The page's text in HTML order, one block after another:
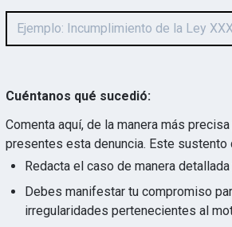
Cuéntanos qué sucedió:
Comenta aquí, de la manera más
presentes esta denuncia. Este
Redacta el caso de manera
Debes manifestar tu compromiso